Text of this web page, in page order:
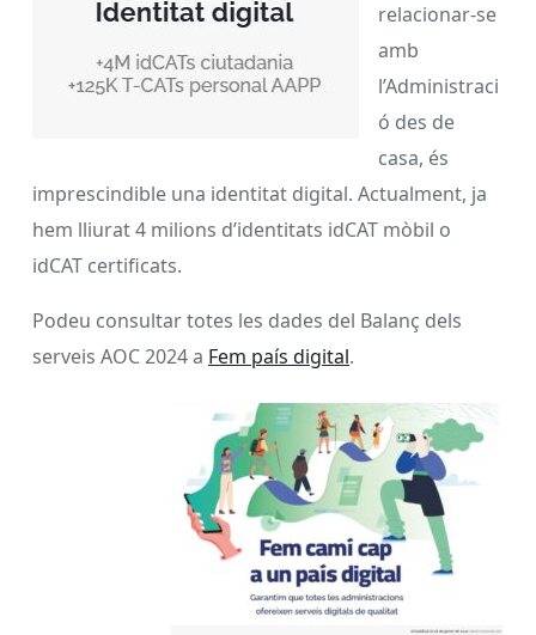
relacionar-se
amb
l’Administraci
ó des de
casa, és
imprescindible una identitat digital. Actualment, ja
hem lliurat 4 milions d’identitats idCAT mòbil o
idCAT certificats.
Podeu consultar totes les dades del Balanç dels
serveis AOC 2024 a Fem país digital.